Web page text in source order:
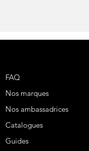
FAQ
Nos marques
Nos ambassadrices
Catalogues
Guides